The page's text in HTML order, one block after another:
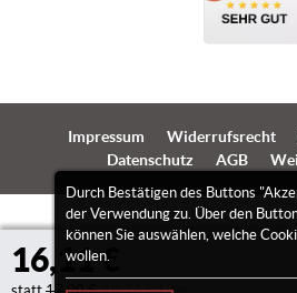
16,11 €
Durch Bestätigen des Buttons
der Verwendung zu. Über den
können Sie auswählen, welche
wollen.
Impressum Widerrufsrecht
Datenschutz
AGB